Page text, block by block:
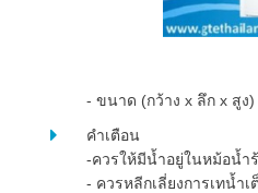
- ขนาด (กว้าง x ลึก x สูง
คำเตือน
-ควรให้มีน้ำอยู่ในหม้อน้ำ
- ควรหลีกเลี่ยงการเทน้ำ